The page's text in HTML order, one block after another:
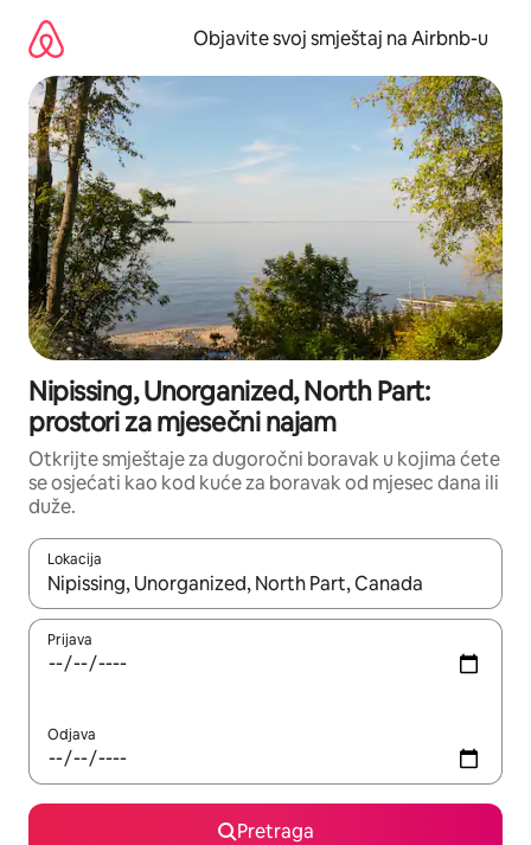
sadržaj
Objavite svoj smještaj na Airbnb-u
Nipissing, Unorganized, North Part:
prostori za mjesečni najam
Otkrijte smještaje za dugoročni boravak u kojima ćete
se osjećati kao kod kuće za boravak od mjesec dana ili
duže.
Lokacija
Kad su rezultati dostupni, možete da se krećete kroz njih
Prijava
Odjava
Pretraga